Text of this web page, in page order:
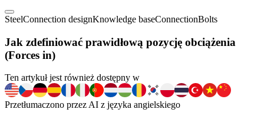
SteelConnection designKnowledge baseConnectionBolts
Jak zdefiniować prawidłową pozycję obciążenia
(Forces in)
Ten artykuł jest również dostępny w
Przetłumaczono przez AI z języka angielskiego